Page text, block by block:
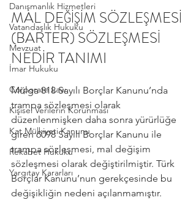
Danışmanlık Hizmetleri
Vatandaşlık Hukuku
Mevzuat
İmar Hukuku
Corporate Law
Kişisel Verilerin Korunması
Kat Mülkiyeti Kanunu
Rekabet Hukuku
Yargıtay Kararları
MAL DEĞİŞİM SÖZLEŞMESİ
(BARTER) SÖZLEŞMESİ
NEDİR TANIMI
Mülga 818 Sayılı Borçlar Kanunu’nda
trampa sözleşmesi olarak
düzenlenmişken daha sonra yürürlüğe
giren 6098 Sayılı Borçlar Kanunu ile
trampa sözleşmesi, mal değişim
sözleşmesi olarak değiştirilmiştir. Türk
Borçlar Kanunu’nun gerekçesinde bu
değişikliğin nedeni açılanmamıştır.